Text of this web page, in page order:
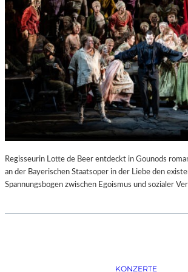
–
K
Ü
N
S
T
L
E
R
,
T
M
Regisseurin Lotte de Beer entdeckt in Gounods
an der Bayerischen Staatsoper in der Liebe den
Spannungsbogen zwischen Egoismus und sozialer
KONZERTE